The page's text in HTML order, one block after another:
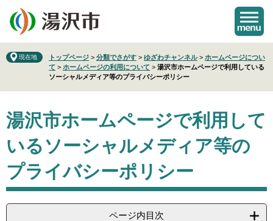
の
先
ー
を
本
へ
現在地 トップページ > 分類でさがす > ゆざわチャンネル > ホームページについ
て > ホームページの利用について > 湯沢市ホームページで利用している
ソーシャルメディア等のプライバシーポリシー
文
湯沢市ホームページで利用して
いるソーシャルメディア等の
プライバシーポリシー
ページ内目次